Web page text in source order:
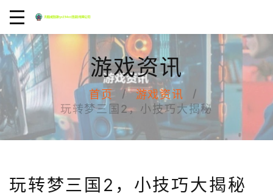
游戏资讯
首页
游戏资讯
玩转梦三国2，小技巧大揭秘
玩转梦三国2，小技巧大揭秘